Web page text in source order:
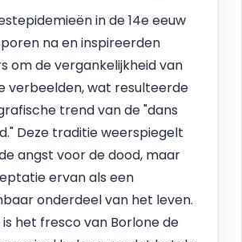
in de 14e eeuw
na en inspireerden
om de vergankelijkheid van
verbeelden, wat resulteerde
trend van de "dans
Deze traditie weerspiegelt
angst voor de dood, maar
ervan als een
onderdeel van het leven.
het fresco van Borlone de